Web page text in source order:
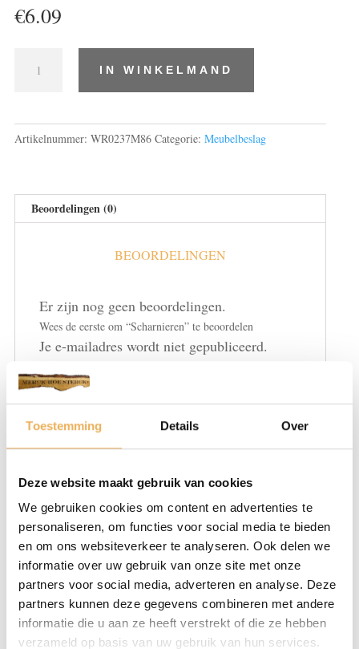
Toestemming Details Over
Deze website maakt gebruik van cookies
We gebruiken cookies om content en advertenties te
personaliseren, om functies voor social media te bieden
en om ons websiteverkeer te analyseren. Ook delen we
informatie over uw gebruik van onze site met onze
partners voor social media, adverteren en analyse. Deze
partners kunnen deze gegevens combineren met andere
informatie die u aan ze heeft verstrekt of die ze hebben
verzameld op basis van uw gebruik van hun services.
€6.09
aantal
IN WINKELMAND
Artikelnummer: WR0237M86 Categorie: Meubelbeslag
Beoordelingen (0)
BEOORDELINGEN
Er zijn nog geen beoordelingen.
Wees de eerste om “Scharnieren” te beoordelen
Je e-mailadres wordt niet gepubliceerd.